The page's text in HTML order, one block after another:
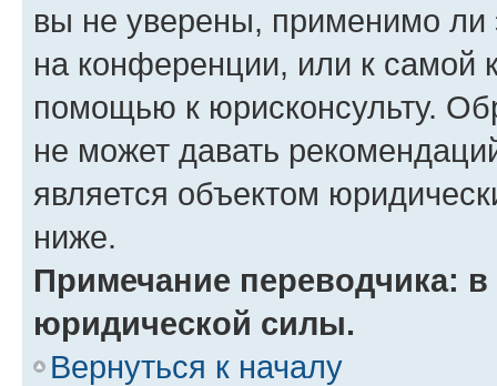
вы не уверены, применимо ли
на конференции, или к самой
помощью к юрисконсульту.
не может давать
является объектом
ниже.
Примечание переводчика:
юридической силы.
Вернуться к началу